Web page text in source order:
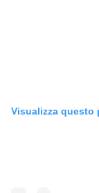
Visualizza questo